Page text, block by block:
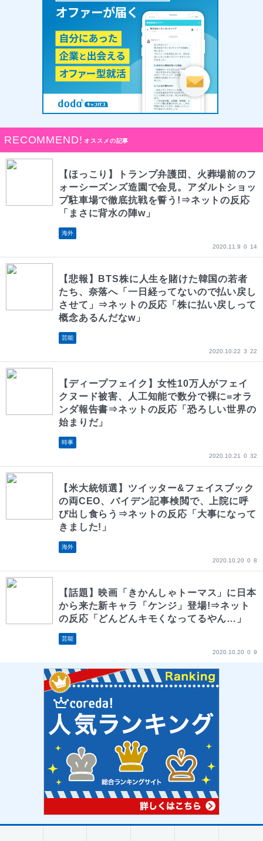
RECOMMEND! オススメの記事
【ほっこり】トランプ弁護団、火葬場前のフ
ォーシーズンズ造園で会見。アダルトショッ
プ駐車場で徹底抗戦を誓う!⇒ネットの反応
「まさに背水の陣w」
海外
2020.11.9 0 14
【悲報】BTS株に人生を賭けた韓国の若者
たち、奈落へ「一日経ってないので払い戻し
させて」⇒ネットの反応「株に払い戻しって
概念あるんだなw」
芸能
2020.10.22 3 22
【ディープフェイク】女性10万人がフェイ
クヌード被害、人工知能で数分で裸に=オラ
ンダ報告書⇒ネットの反応「恐ろしい世界の
始まりだ」
時事
2020.10.21 0 32
【米大統領選】ツイッター&フェイスブック
の両CEO、バイデン記事検閲で、上院に呼
び出し食らう⇒ネットの反応「大事になって
きました!」
海外
2020.10.20 0 8
【話題】映画「きかんしゃトーマス」に日本
から来た新キャラ「ケンジ」登場!⇒ネット
の反応「どんどんキモくなってるやん…」
芸能
2020.10.20 0 9